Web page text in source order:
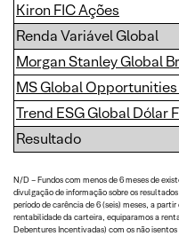
Kiron FIC Ações
Renda Variável Global
Morgan Stanley Global
MS Global Opportunities
Trend ESG Global Dólar
Resultado
N/D – Fundos com menos de 6 meses de
divulgação de informação sobre os
período de carência de 6 (seis) meses, a
rentabilidade da carteira, equiparamos a
Debentures Incentivadas) com os não